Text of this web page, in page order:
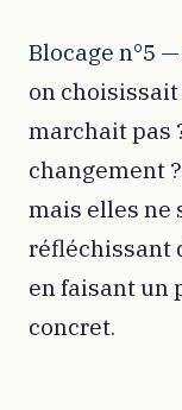
Blocage n°5
on choisissait
marchait pas
changement
mais elles ne
réfléchissant
en faisant un
concret.